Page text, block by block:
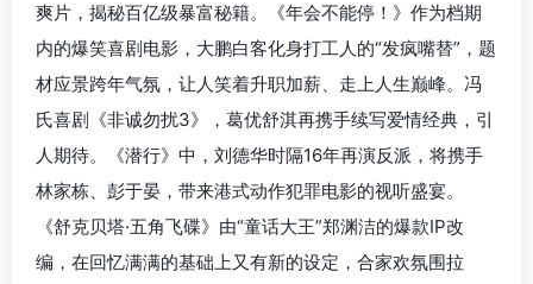
爽片，揭秘百亿级暴富秘籍。《年会不能停！》作为档期
内的爆笑喜剧电影，大鹏白客化身打工人的“发疯嘴替”，题
材应景跨年气氛，让人笑着升职加薪、走上人生巅峰。冯
氏喜剧《非诚勿扰3》，葛优舒淇再携手续写爱情经典，引
人期待。《潜行》中，刘德华时隔16年再演反派，将携手
林家栋、彭于晏，带来港式动作犯罪电影的视听盛宴。
《舒克贝塔·五角飞碟》由“童话大王”郑渊洁的爆款IP改
编，在回忆满满的基础上又有新的设定，合家欢氛围拉